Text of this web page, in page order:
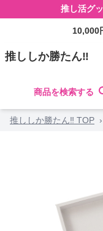
推し活グ
10,000
推ししか勝たん‼
商品を検索する
推ししか勝たん‼ TOP ›